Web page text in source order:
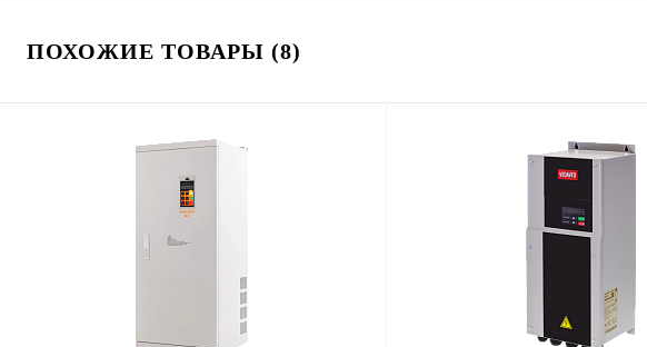
ПОХОЖИЕ ТОВАРЫ (8)